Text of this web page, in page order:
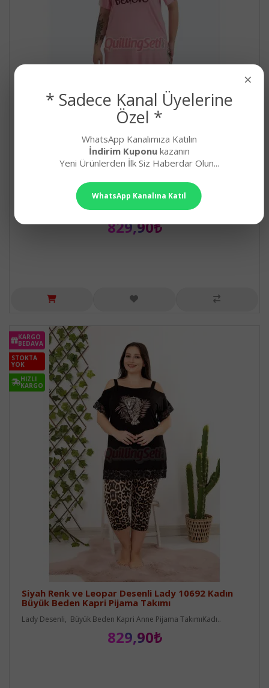
Pembe Renk ve Çiçek Desenli Lady 10724 Kadın
Büyük Beden Kapri Pijama Takımı
Lady Desenli, Büyük Beden Kapri Anne Pijama TakımıKadı..
829,90₺
KARGO
BEDAVA
STOKTA
YOK
HIZLI
KARGO
Siyah Renk ve Leopar Desenli Lady 10692 Kadın
Büyük Beden Kapri Pijama Takımı
Lady Desenli, Büyük Beden Kapri Anne Pijama TakımıKadı..
829,90₺
×
* Sadece Kanal Üyelerine
Özel *
WhatsApp Kanalımıza Katılın
İndirim Kuponukazanın
Yeni Ürünlerden İlk Siz Haberdar Olun...
WhatsApp Kanalına Katıl